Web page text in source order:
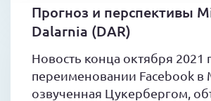
Прогноз и перспективы
Dalarnia (DAR)
Новость конца октября 2021
переименовании Facebook в
озвученная Цукербергом,